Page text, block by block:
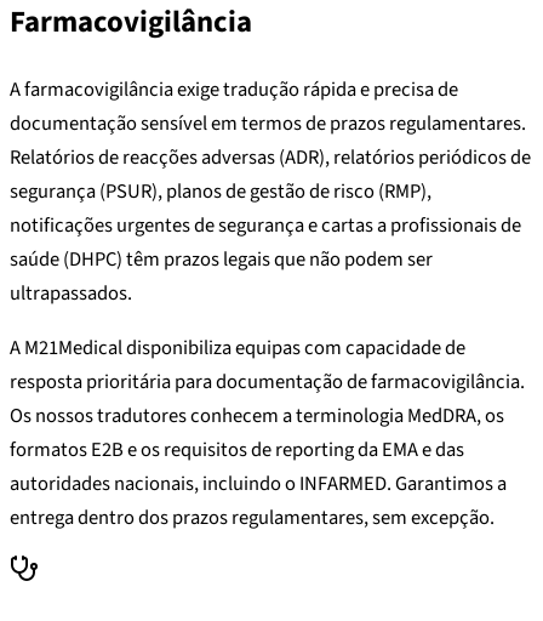
Farmacovigilância
A farmacovigilância exige tradução rápida e precisa de
documentação sensível em termos de prazos regulamentares.
Relatórios de reacções adversas (ADR), relatórios periódicos de
segurança (PSUR), planos de gestão de risco (RMP),
notificações urgentes de segurança e cartas a profissionais de
saúde (DHPC) têm prazos legais que não podem ser
ultrapassados.
A M21Medical disponibiliza equipas com capacidade de
resposta prioritária para documentação de farmacovigilância.
Os nossos tradutores conhecem a terminologia MedDRA, os
formatos E2B e os requisitos de reporting da EMA e das
autoridades nacionais, incluindo o INFARMED. Garantimos a
entrega dentro dos prazos regulamentares, sem excepção.